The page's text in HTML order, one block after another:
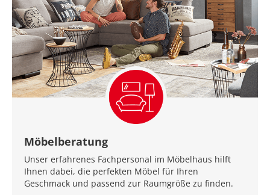
Möbelberatung
Unser erfahrenes Fachpersonal im Möbelhaus hilft
Ihnen dabei, die perfekten Möbel für Ihren
Geschmack und passend zur Raumgröße zu finden.